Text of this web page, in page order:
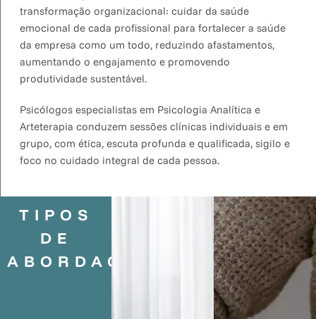
transformação organizacional: cuidar da saúde
emocional de cada profissional para fortalecer a saúde
da empresa como um todo, reduzindo afastamentos,
aumentando o engajamento e promovendo
produtividade sustentável.
Psicólogos especialistas em Psicologia Analítica e
Arteterapia conduzem sessões clínicas individuais e em
grupo, com ética, escuta profunda e qualificada, sigilo e
foco no cuidado integral de cada pessoa.
TIPOS
DE
ABORDAGENS